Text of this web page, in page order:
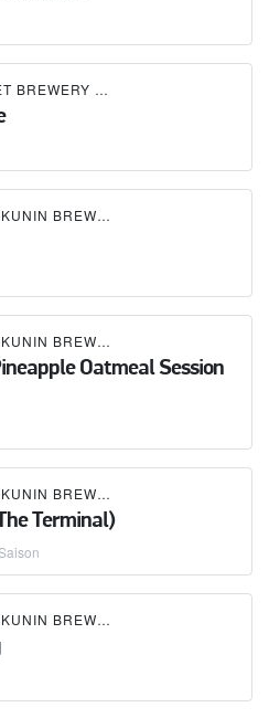
BREWERY
БАКУНИН / BAKUNIN BREWING CO.
БАКУНИН / BAKUNIN BREWING CO.
Oatmeal Session
БАКУНИН / BAKUNIN BREWING CO.
Terminal)
БАКУНИН / BAKUNIN BREWING CO.